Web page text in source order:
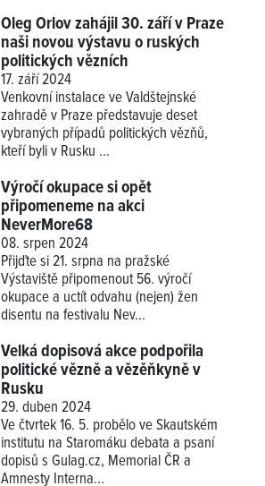
Oleg Orlov zahájil 30. září v Praze
naši novou výstavu o ruských
politických vězních
17. září 2024
Venkovní instalace ve Valdštejnské
zahradě v Praze představuje deset
vybraných případů politických vězňů,
kteří byli v Rusku ...
Výročí okupace si opět
připomeneme na akci
NeverMore68
08. srpen 2024
Přijďte si 21. srpna na pražské
Výstaviště připomenout 56. výročí
okupace a uctít odvahu (nejen) žen
disentu na festivalu Nev...
Velká dopisová akce podpořila
politické vězně a vězěňkyně v
Rusku
29. duben 2024
Ve čtvrtek 16. 5. probělo ve Skautském
institutu na Staromáku debata a psaní
dopisů s Gulag.cz, Memorial ČR a
Amnesty Interna...